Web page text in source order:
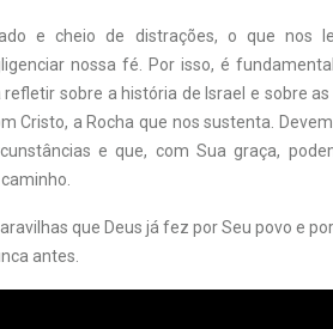
e cheio de distrações, o que nos
nossa fé. Por isso, é
sobre a história de Israel e sobre
Cristo, a Rocha que nos sustenta.
e que, com Sua graça,
que Deus já fez por Seu povo e
antes.